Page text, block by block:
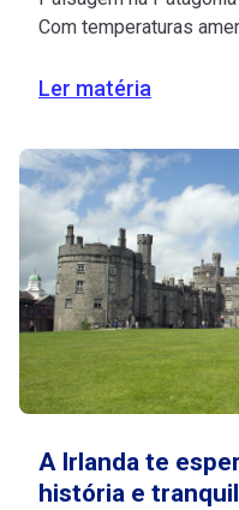
Com temperaturas
lagoas cristalinas A
umidade. Porém,
[…]
Ler matéria
A Irlanda te
história e